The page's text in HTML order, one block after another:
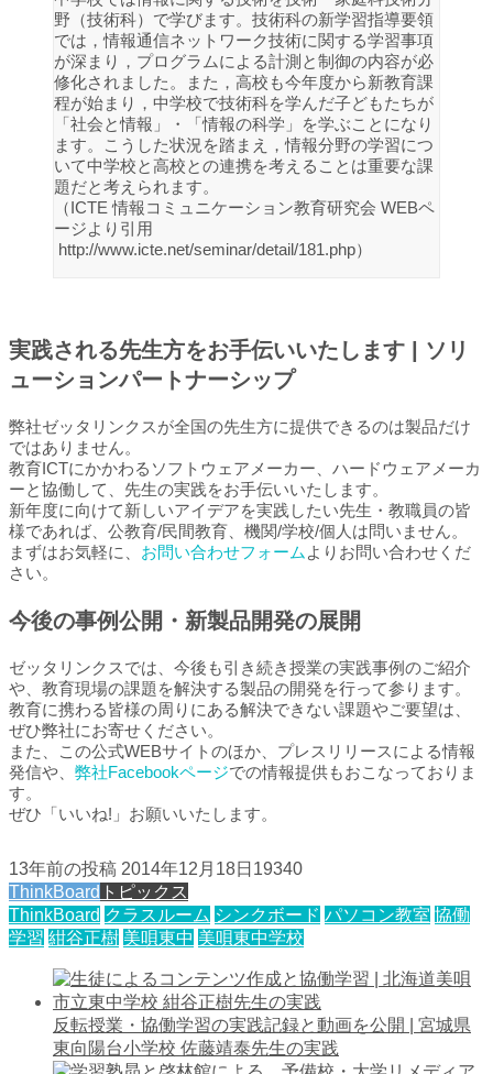
野（技術科）で学びます。技術科の新学習指導要領
では，情報通信ネットワーク技術に関する学習事項
が深まり，プログラムによる計測と制御の内容が必
修化されました。また，高校も今年度から新教育課
程が始まり，中学校で技術科を学んだ子どもたちが
「社会と情報」・「情報の科学」を学ぶことになり
ます。こうした状況を踏まえ，情報分野の学習につ
いて中学校と高校との連携を考えることは重要な課
題だと考えられます。
（ICTE 情報コミュニケーション教育研究会 WEBペ
ージより引用
http://www.icte.net/seminar/detail/181.php）
実践される先生方をお手伝いいたします | ソリ
ューションパートナーシップ
弊社ゼッタリンクスが全国の先生方に提供できるのは製品だけ
ではありません。
教育ICTにかかわるソフトウェアメーカー、ハードウェアメーカ
ーと協働して、先生の実践をお手伝いいたします。
新年度に向けて新しいアイデアを実践したい先生・教職員の皆
様であれば、公教育/民間教育、機関/学校/個人は問いません。
まずはお気軽に、 お問い合わせフォーム よりお問い合わせくだ
さい。
今後の事例公開・新製品開発の展開
ゼッタリンクスでは、今後も引き続き授業の実践事例のご紹介
や、教育現場の課題を解決する製品の開発を行って参ります。
教育に携わる皆様の周りにある解決できない課題やご要望は、
ぜひ弊社にお寄せください。
また、この公式WEBサイトのほか、プレスリリースによる情報
発信や、 弊社Facebookページでの情報提供もおこなっておりま
す。
ぜひ「いいね!」お願いいたします。
13年前の投稿 2014年12月18日 19340
ThinkBoard トピックス
ThinkBoard クラスルーム シンクボード パソコン教室 協働
学習 紺谷正樹 美唄東中 美唄東中学校
反転授業・協働学習の実践記録と動画を公開 | 宮城県
東向陽台小学校 佐藤靖泰先生の実践